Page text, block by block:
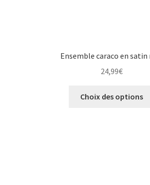
Ensemble caraco en
24,99€
Choix des options